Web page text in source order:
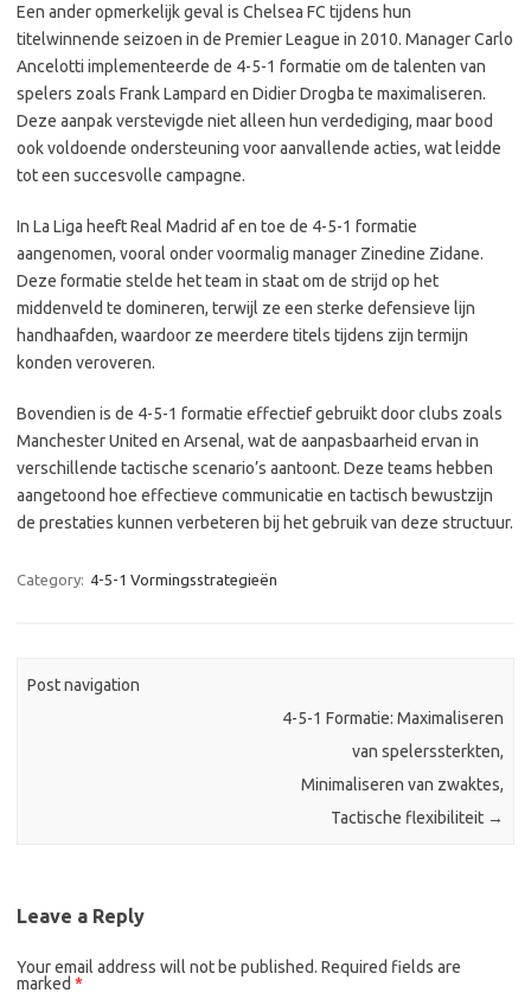
Een ander opmerkelijk geval is Chelsea FC tijdens hun
titelwinnende seizoen in de Premier League in 2010. Manager Carlo
Ancelotti implementeerde de 4-5-1 formatie om de talenten van
spelers zoals Frank Lampard en Didier Drogba te maximaliseren.
Deze aanpak verstevigde niet alleen hun verdediging, maar bood
ook voldoende ondersteuning voor aanvallende acties, wat leidde
tot een succesvolle campagne.
In La Liga heeft Real Madrid af en toe de 4-5-1 formatie
aangenomen, vooral onder voormalig manager Zinedine Zidane.
Deze formatie stelde het team in staat om de strijd op het
middenveld te domineren, terwijl ze een sterke defensieve lijn
handhaafden, waardoor ze meerdere titels tijdens zijn termijn
konden veroveren.
Bovendien is de 4-5-1 formatie effectief gebruikt door clubs zoals
Manchester United en Arsenal, wat de aanpasbaarheid ervan in
verschillende tactische scenario’s aantoont. Deze teams hebben
aangetoond hoe effectieve communicatie en tactisch bewustzijn
de prestaties kunnen verbeteren bij het gebruik van deze structuur.
Category: 4-5-1 Vormingsstrategieën
Post navigation
4-5-1 Formatie: Maximaliseren
van spelerssterkten,
Minimaliseren van zwaktes,
Tactische flexibiliteit →
Leave a Reply
Your email address will not be published. Required fields are
marked *